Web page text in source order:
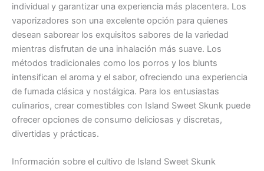
individual y garantizar una experiencia más placentera. Los
vaporizadores son una excelente opción para quienes
desean saborear los exquisitos sabores de la variedad
mientras disfrutan de una inhalación más suave. Los
métodos tradicionales como los porros y los blunts
intensifican el aroma y el sabor, ofreciendo una experiencia
de fumada clásica y nostálgica. Para los entusiastas
culinarios, crear comestibles con Island Sweet Skunk puede
ofrecer opciones de consumo deliciosas y discretas,
divertidas y prácticas.
Información sobre el cultivo de Island Sweet Skunk